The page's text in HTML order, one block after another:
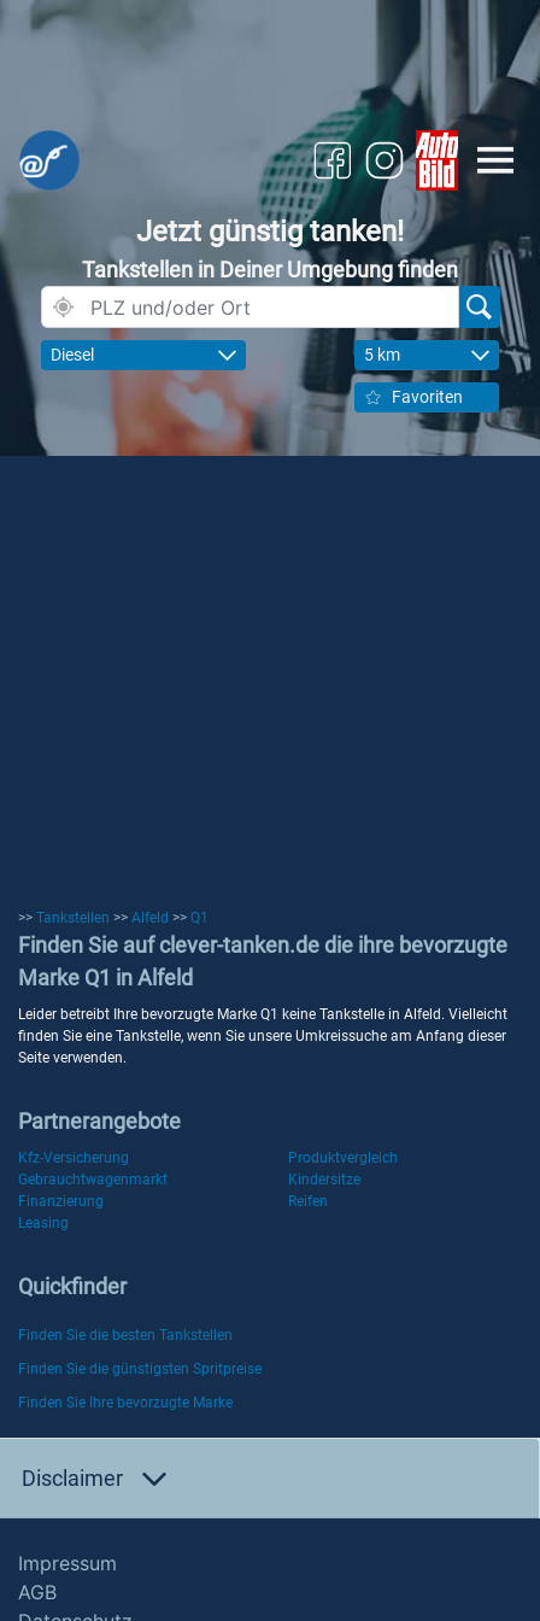
Jetzt günstig tanken!
Tankstellen in Deiner Umgebung finden
Diesel 5 km
Favoriten
>> Tankstellen >> Alfeld >> Q1
Finden Sie auf clever-tanken.de die ihre bevorzugte
Marke Q1 in Alfeld
Leider betreibt Ihre bevorzugte Marke Q1 keine Tankstelle in Alfeld. Vielleicht
finden Sie eine Tankstelle, wenn Sie unsere Umkreissuche am Anfang dieser
Seite verwenden.
Partnerangebote
Kfz-Versicherung
Produktvergleich
Gebrauchtwagenmarkt
Kindersitze
Finanzierung
Reifen
Leasing
Quickfinder
Finden Sie die besten Tankstellen
Finden Sie die günstigsten Spritpreise
Finden Sie Ihre bevorzugte Marke
Disclaimer
Impressum
AGB